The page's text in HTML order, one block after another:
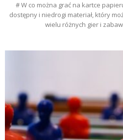
# W co można grać na kartce
dostępny i niedrogi materiał, który
wielu różnych gier i